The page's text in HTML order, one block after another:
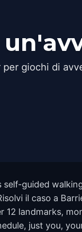
giochi di
guided
il caso a
landmarks,
just you,